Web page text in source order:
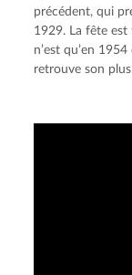
précédent, qui
1929. La fête est
n’est qu’en
retrouve son